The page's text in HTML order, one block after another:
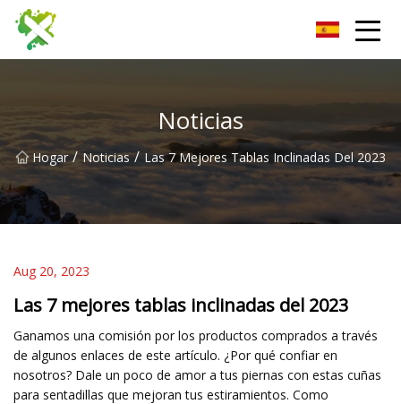
Noticias
Hogar / Noticias / Las 7 Mejores Tablas Inclinadas Del 2023
Aug 20, 2023
Las 7 mejores tablas inclinadas del 2023
Ganamos una comisión por los productos comprados a través
de algunos enlaces de este artículo. ¿Por qué confiar en
nosotros? Dale un poco de amor a tus piernas con estas cuñas
para sentadillas que mejoran tus estiramientos. Como